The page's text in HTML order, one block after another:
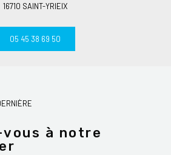
16710 SAINT-YRIEIX
05 45 38 69 50
à notre